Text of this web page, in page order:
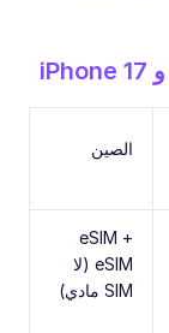
الصين
eSIM +
eSIM (لا
SIM مادي)